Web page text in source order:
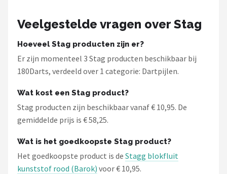
Veelgestelde vragen over Stag
Hoeveel Stag producten zijn er?
Er zijn momenteel 3 Stag producten beschikbaar bij
180Darts, verdeeld over 1 categorie: Dartpijlen.
Wat kost een Stag product?
Stag producten zijn beschikbaar vanaf € 10,95. De
gemiddelde prijs is € 58,25.
Wat is het goedkoopste Stag product?
Het goedkoopste product is de Stagg blokfluit
kunststof rood (Barok) voor € 10,95.